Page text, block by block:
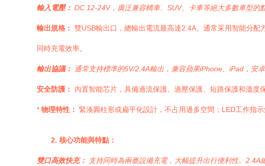
輸入電壓： DC 12-24V，廣泛兼容轎車、SUV、卡車等絕大多數車型的
輸出規格： 雙USB輸出口，總輸出電流最高達2.4A。通常采用智能分
同時充電效率。
輸出協議： 通常支持標準的5V/2.4A輸出，兼容蘋果iPhone、iPad，安
安全防護： 內置智能芯片，具備過流保護、過壓保護、短路保護和溫度
* 物理特性： 緊湊圓柱形或扁平化設計，不占用過多空間；LED工作指示
2. 核心功能與特點：
雙口高效快充： 支持同時為兩臺設備充電，大幅提升出行便利性。2.4A